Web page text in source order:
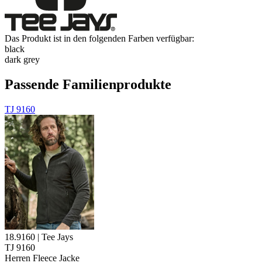
Das Produkt ist in den folgenden Farben verfügbar:
black
dark grey
Passende Familienprodukte
TJ 9160
18.9160 | Tee Jays
TJ 9160
Herren Fleece Jacke